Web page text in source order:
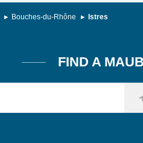
Bouches-du-Rhône Istres
FIND A